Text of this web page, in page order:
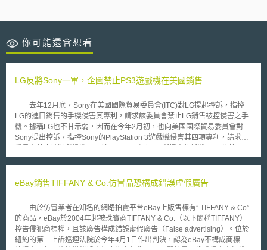
你可能還會想看
LG反將Sony一軍，企圖禁止PS3遊戲機在美國銷售
去年12月底，Sony在美國國際貿易委員會(ITC)對LG提起控訴，指控
LG的進口銷售的手機侵害其專利，請求該委員會禁止LG銷售被控侵害之手
機。據稱LG也不甘示弱，因而在今年2月初，也向美國國際貿易委員會對
Sony提出控訴，指控Sony的PlayStation 3遊戲機侵害其四項專利，請求該
Sony的PlayStation 3遊戲機及其組件構成了直接、幫助和引誘侵權，而受
7,756,398，都是有關藍光光碟(Blu-ray Disc)的播放技術。其中’080和’091
(multiple data streams)的操控技術有關；’398專利則和複製藍光光碟上的
字幕流及更新其色調資訊的技術有關。據此，LG請求美國國際貿委員針對
PlayStation 3的藍光播放器及其組件發動立即調查(immediate
investigation)，並發出禁止其進入美國，停止其他行銷、服務等行為之命
令。 據報導指出，LG除了在美國國際貿易委員會提出控訴外，也在加
eBay銷售TIFFANY & Co.仿冒品恐構成錯誤虛假廣告
由於仿冒業者在知名的網路拍賣平台eBay上販售標有” TIFFANY & Co”
的商品，eBay於2004年起被珠寶商TIFFANY & Co.（以下簡稱TIFFANY）
控告侵犯商標權，且該廣告構成錯誤虛假廣告（False advertising）。位於
紐約的第二上訴巡迴法院於今年4月1日作出判決，認為eBay不構成商標權